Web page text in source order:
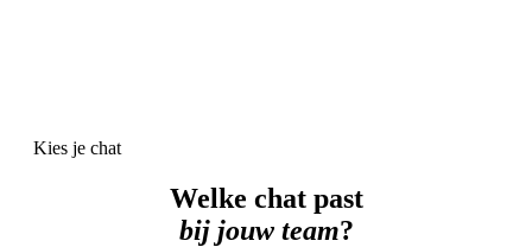
Kies je chat
Welke chat past
bij jouw team?